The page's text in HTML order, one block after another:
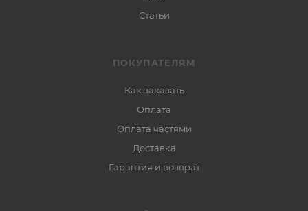
Статьи
ПОКУПАТЕЛЯМ
Как заказать
Оплата
Оплата частями
Доставка
Гарантия и возврат